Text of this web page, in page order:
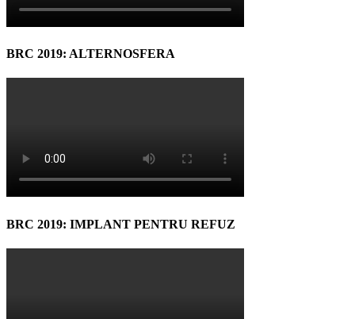
BRC 2019: ALTERNOSFERA
BRC 2019: IMPLANT PENTRU REFUZ